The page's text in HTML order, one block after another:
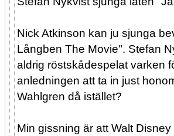
Nick Atkinson kan ju sjunga
Långben The Movie". Stefan
aldrig röstskådespelat varken
anledningen att ta in just
Wahlgren då istället?
Min gissning är att Walt